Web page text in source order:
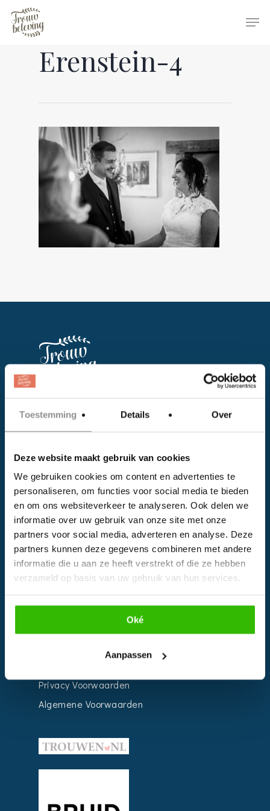
Toestemming Details Over
Deze website maakt gebruik van cookies
We gebruiken cookies om content en advertenties te
personaliseren, om functies voor social media te bieden
en om ons websiteverkeer te analyseren. Ook delen we
informatie over uw gebruik van onze site met onze
partners voor social media, adverteren en analyse. Deze
partners kunnen deze gegevens combineren met andere
informatie die u aan ze heeft verstrekt of die ze hebben
verzameld op basis van uw gebruik van hun services.
Oké
Aanpassen
Hit enter to search or ESC to close
Erenstein-4
Facebook
Instagram
EVENTS
Kalender
Bedrijven
Impressie
Weddingplanner
Privacy Voorwaarden
Algemene Voorwaarden